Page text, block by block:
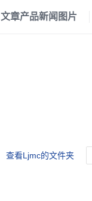
文章产品新闻 图片
查看Ljmc的文件夹